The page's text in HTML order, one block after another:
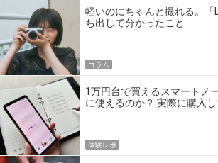
軽いのにちゃんと撮れる。「
ち出して分かったこと
コラム
1万円台で買えるスマートノ
に使えるのか？ 実際に購入
体験レポ